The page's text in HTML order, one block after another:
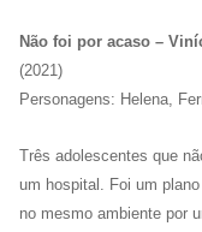
Não foi por acaso –
(2021)
Personagens: Helena,
Três adolescentes que
um hospital. Foi um
no mesmo ambiente por